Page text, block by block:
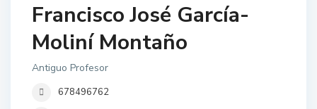
Francisco José García-
Moliní Montaño
Antiguo Profesor
678496762